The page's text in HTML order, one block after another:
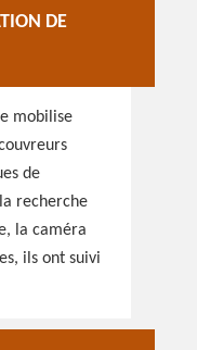
DE
mobilise
de
recherche
la caméra
ils ont suivi